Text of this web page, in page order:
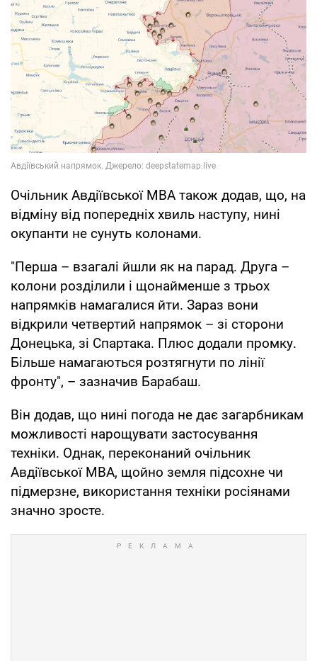
Очільник Авдіївської МВА також додав, що, на
відміну від попередніх хвиль наступу, нині
окупанти не сунуть колонами.
"Перша – взагалі йшли як на парад. Друга –
колони розділили і щонайменше з трьох
напрямків намагалися йти. Зараз вони
відкрили четвертий напрямок – зі сторони
Донецька, зі Спартака. Плюс додали промку.
Більше намагаються розтягнути по лінії
фронту", – зазначив Барабаш.
Він додав, що нині погода не дає загарбникам
можливості нарощувати застосування
техніки. Однак, переконаний очільник
Авдіївської МВА, щойно земля підсохне чи
підмерзне, використання техніки росіянами
значно зросте.